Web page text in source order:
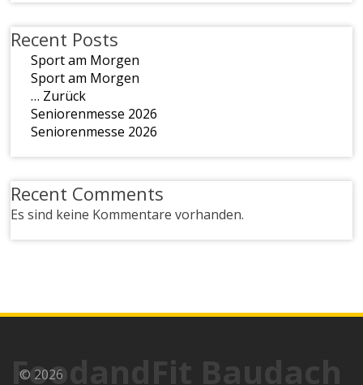
Recent Posts
Sport am Morgen
Sport am Morgen
… Zurück
Seniorenmesse 2026
Seniorenmesse 2026
Recent Comments
Es sind keine Kommentare vorhanden.
FoodandFit Baudach
© 2026